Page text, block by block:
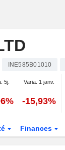
INE585B01010
5j. Varia. 1 janv.
-15,93%
Finances